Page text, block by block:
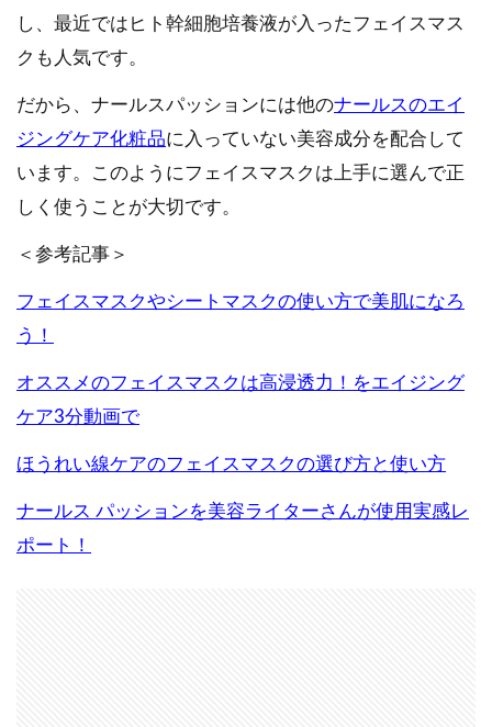
し、最近ではヒト幹細胞培養液が入ったフェイスマス
クも人気です。
だから、ナールスパッションには他のナールスのエイ
ジングケア化粧品に入っていない美容成分を配合して
います。このようにフェイスマスクは上手に選んで正
しく使うことが大切です。
＜参考記事＞
フェイスマスクやシートマスクの使い方で美肌になろ
う！
オススメのフェイスマスクは高浸透力！をエイジング
ケア3分動画で
ほうれい線ケアのフェイスマスクの選び方と使い方
ナールス パッションを美容ライターさんが使用実感レ
ポート！